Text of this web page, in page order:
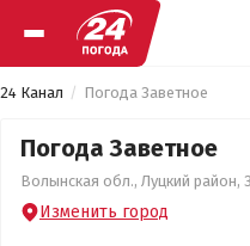
24 Канал Погода Заветное
Погода Заветное
Волынская обл., Луцкий район,
Изменить город